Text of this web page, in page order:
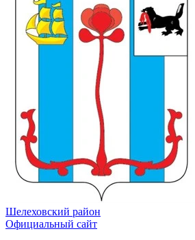
Шелеховский район
Официальный сайт